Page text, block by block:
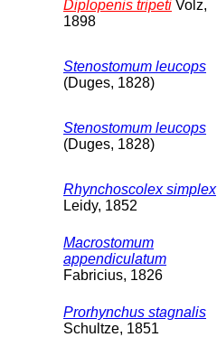
Diplopenis tripeti Volz,
1898
Stenostomum leucops
(Duges, 1828)
Stenostomum leucops
(Duges, 1828)
Rhynchoscolex simplex
Leidy, 1852
Macrostomum
appendiculatum
Fabricius, 1826
Prorhynchus stagnalis
Schultze, 1851